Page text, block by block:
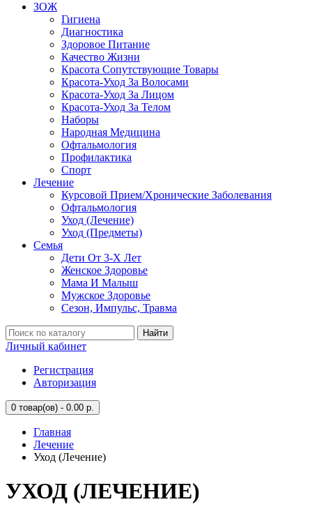
ЗОЖ
Гигиена
Диагностика
Здоровое Питание
Качество Жизни
Красота Сопутствующие Товары
Красота-Уход За Волосами
Красота-Уход За Лицом
Красота-Уход За Телом
Наборы
Народная Медицина
Офтальмология
Профилактика
Спорт
Лечение
Курсовой Прием/Хронические Заболевания
Офтальмология
Уход (Лечение)
Уход (Предметы)
Семья
Дети От 3-Х Лет
Женское Здоровье
Мама И Малыш
Мужское Здоровье
Сезон, Импульс, Травма
Найти
Личный кабинет
Регистрация
Авторизация
0 товар(ов) - 0.00 р.
Главная
Лечение
Уход (Лечение)
УХОД (ЛЕЧЕНИЕ)